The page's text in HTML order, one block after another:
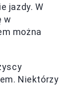
jazdy. W
w
można
Niektórzy